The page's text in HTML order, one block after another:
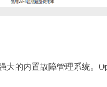
大的内置故障管理系统。